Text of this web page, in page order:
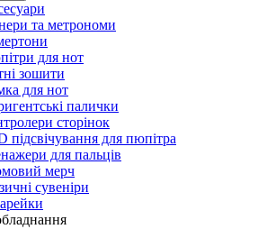
та метрономи
для нот
зошити
для нот
палички
сторінок
підсвічування для пюпітра
для пальців
мерч
сувеніри